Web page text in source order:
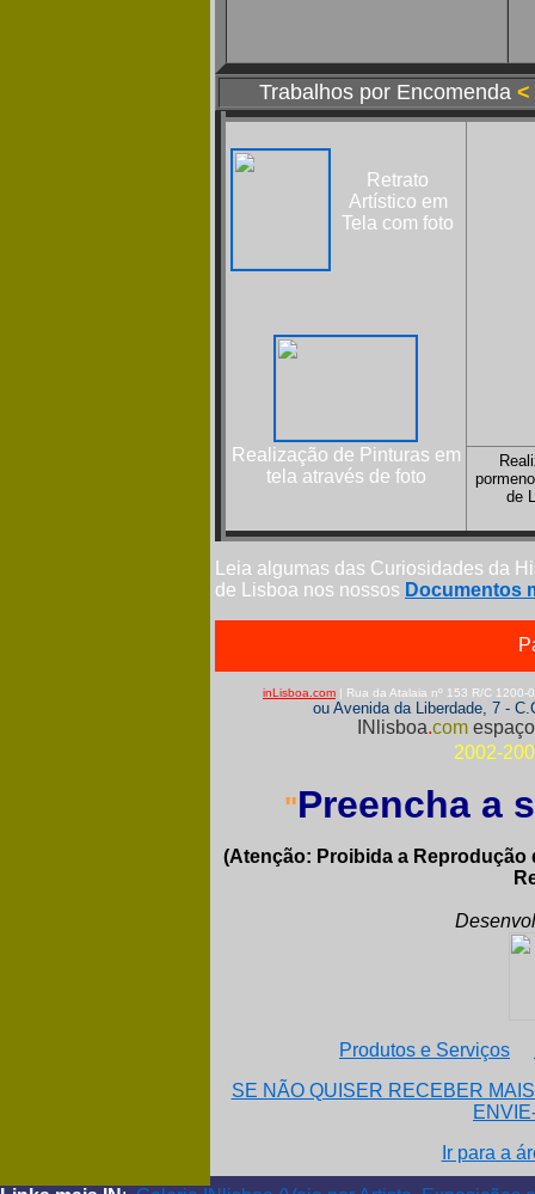
Trabalhos por Encomenda <
Retrato
Artístico em
Tela com foto
Realização de Pinturas em
tela através de foto
de
Leia algumas das Curiosidades da
de Lisboa nos nossos Documentos
inLisboa.com | Rua da Atalaia nº 153 R/C
ou Avenida da Liberdade, 7 -
INlisboa.com
2002-
"Preencha a
(Atenção: Proibida a Reprodução
Produtos e Serviços
SE NÃO QUISER RECEBER
Ir para a